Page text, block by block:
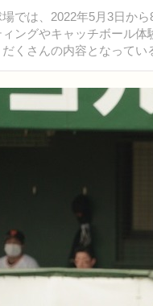
では、2022年5月3日か
ングやキャッチボール
くさんの内容となってい